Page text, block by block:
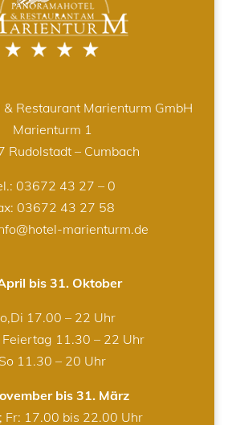
Restaurant Marienturm GmbH
Marienturm 1
Rudolstadt – Cumbach
03672 43 27 – 0
03672 43 27 58
marienturm.de
bis 31. Oktober
17.00 – 22 Uhr
Feiertag 11.30 – 22 Uhr
So 11.30 – 20 Uhr
bis 31. März
Fr: 17.00 bis 22.00 Uhr